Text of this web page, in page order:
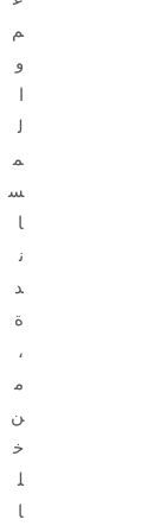
م
و
ا
ل
م
س
ا
ن
د
ة
،
م
ن
خ
ل
ا